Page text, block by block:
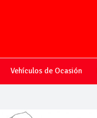
Vehículos de Ocasión